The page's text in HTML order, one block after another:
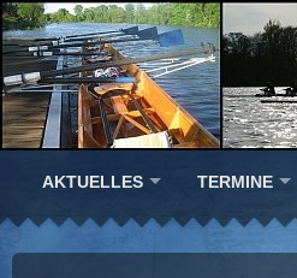
AKTUELLES TERMINE